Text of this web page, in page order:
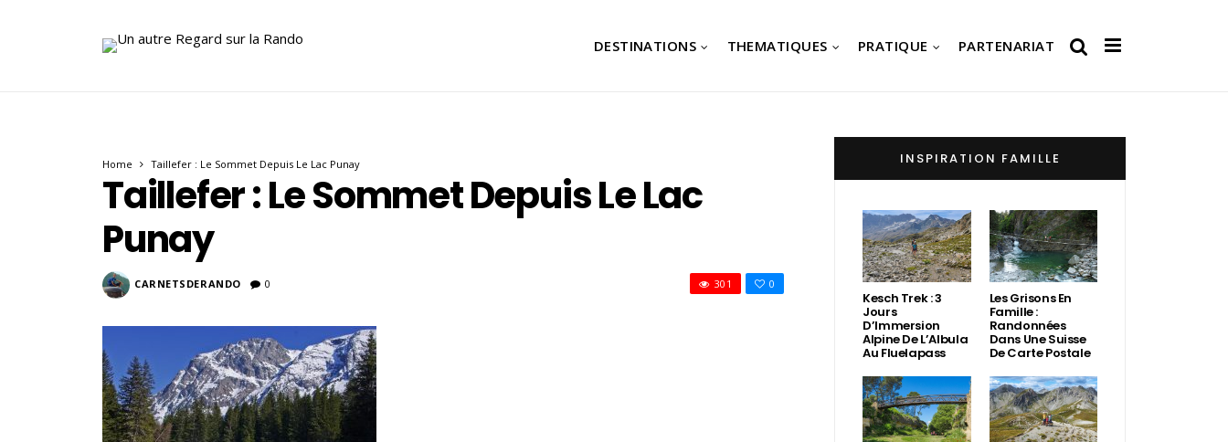
DESTINATIONS THEMATIQUES PRATIQUE PARTENARIAT
Home Taillefer : Le Sommet Depuis Le Lac Punay
Taillefer : Le Sommet Depuis Le Lac
Punay
CARNETSDERANDO 0 0
301
INSPIRATION FAMILLE
Kesch Trek : 3
Jours
D’Immersion
Alpine De L’Albula
Au Fluelapass
Les Grisons En
Famille :
Randonnées
Dans Une Suisse
De Carte Postale